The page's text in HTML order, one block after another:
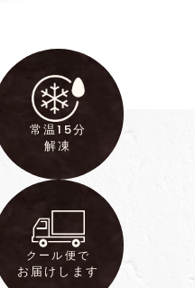
常温15分
解凍
クール便で
お届けします